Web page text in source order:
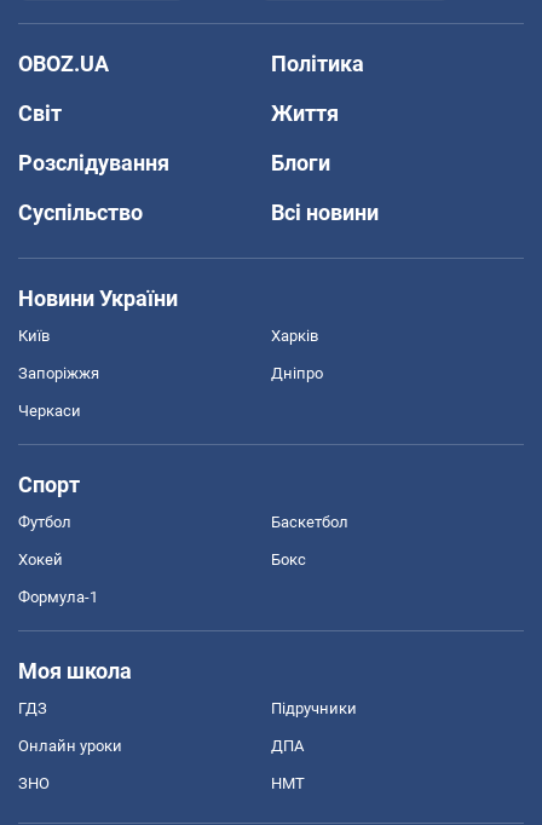
OBOZ.UA
Політика
Світ
Життя
Розслідування
Блоги
Суспільство
Всі новини
Новини України
Київ Харків
Запоріжжя Дніпро
Черкаси
Спорт
Футбол Баскетбол
Хокей Бокс
Формула-1
Моя школа
ГДЗ Підручники
Онлайн уроки ДПА
ЗНО НМТ